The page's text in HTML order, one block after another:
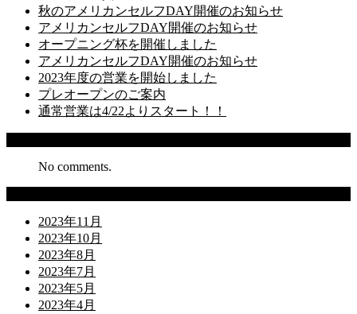
秋のアメリカンセルフDAY開催のお知らせ
アメリカンセルフDAY開催のお知らせ
オープニング杯を開催しました
アメリカンセルフDAY開催のお知らせ
2023年度の営業を開始しました
プレオープンのご案内
通常営業は4/22よりスタート！！
No comments.
2023年11月
2023年10月
2023年8月
2023年7月
2023年5月
2023年4月